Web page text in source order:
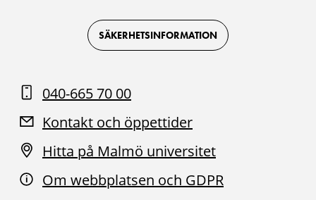
on
Facebook
on
Instagram
on
Youtube
SÄKERHETSINFORMATION
040-665 70 00
Kontakt och öppettider
Hitta på Malmö universitet
Om webbplatsen och GDPR